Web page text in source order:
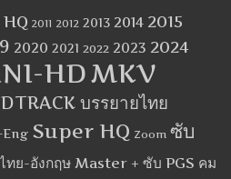
2011 2012 2013 2014 2015
2020 2021 2022 2023 2024
HDMKV
บรรยายไทย
Super HQ Zoom ซับ
ทย-อังกฤษ Master + ซับ PGS คม